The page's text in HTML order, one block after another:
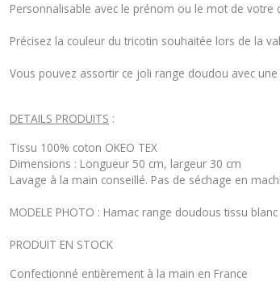
Personnalisable avec le prénom ou le mot de
Précisez la couleur du tricotin souhaitée lors de la
Vous pouvez assortir ce joli range doudou avec
DETAILS PRODUITS :
Tissu 100% coton OKEO TEX
Dimensions : Longueur 50 cm, largeur 30 cm
Lavage à la main conseillé. Pas de séchage en
MODELE PHOTO : Hamac range doudous tissu
PRODUIT EN STOCK
Confectionné entièrement à la main en France